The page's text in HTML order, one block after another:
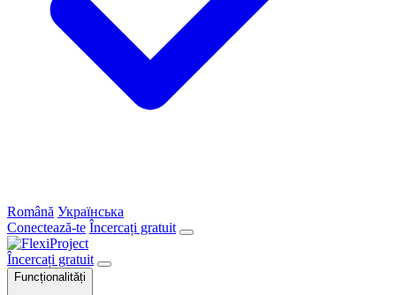
Română Українська
Conectează-te Încercați gratuit
Încercați gratuit
Funcționalități